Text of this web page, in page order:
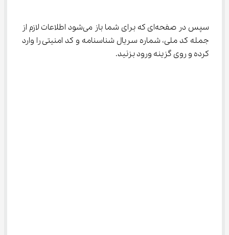
سپس در صفحه‌ای که برای شما باز می‌شود اطلاعات لازم از
جمله کد ملی، شماره سریال شناسنامه و کد امنیتی را وارد
کرده و روی گزینه ورود بزنید.